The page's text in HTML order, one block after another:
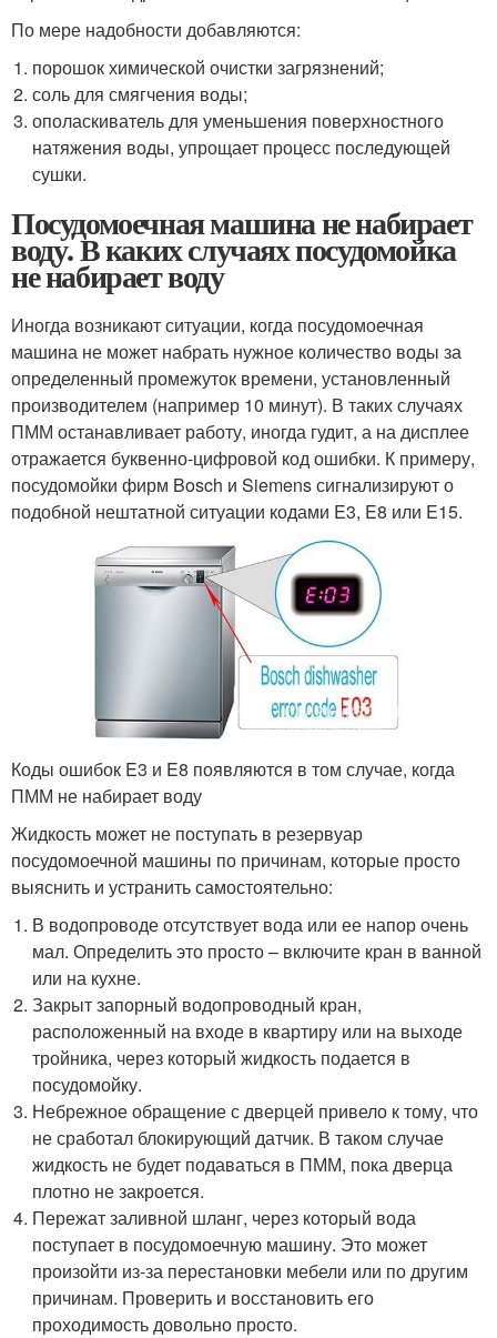
По мере надобности добавляются:
порошок химической очистки загрязнений;
соль для смягчения воды;
ополаскиватель для уменьшения поверхностного
натяжения воды, упрощает процесс последующей
сушки.
Посудомоечная машина не набирает
воду. В каких случаях посудомойка
не набирает воду
Иногда возникают ситуации, когда посудомоечная
машина не может набрать нужное количество воды за
определенный промежуток времени, установленный
производителем (например 10 минут). В таких случаях
ПММ останавливает работу, иногда гудит, а на дисплее
отражается буквенно-цифровой код ошибки. К примеру,
посудомойки фирм Bosch и Siemens сигнализируют о
подобной нештатной ситуации кодами E3, E8 или E15.
Коды ошибок E3 и E8 появляются в том случае, когда
ПММ не набирает воду
Жидкость может не поступать в резервуар
посудомоечной машины по причинам, которые просто
выяснить и устранить самостоятельно:
В водопроводе отсутствует вода или ее напор очень
мал. Определить это просто – включите кран в ванной
или на кухне.
Закрыт запорный водопроводный кран,
расположенный на входе в квартиру или на выходе
тройника, через который жидкость подается в
посудомойку.
Небрежное обращение с дверцей привело к тому, что
не сработал блокирующий датчик. В таком случае
жидкость не будет подаваться в ПММ, пока дверца
плотно не закроется.
Пережат заливной шланг, через который вода
поступает в посудомоечную машину. Это может
произойти из-за перестановки мебели или по другим
причинам. Проверить и восстановить его
проходимость довольно просто.